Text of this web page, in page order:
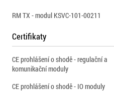
RM TX - modul KSVC-101-00211
Certifikaty
CE prohlášení o shodě - regulační a
komunikační moduly
CE prohlášení o shodě - IO moduly